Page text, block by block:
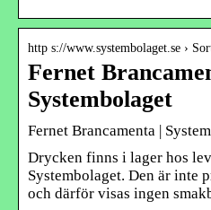
http s://www.systembolaget.se ›
Fernet
Systembolaget
Fernet Brancamenta |
Drycken finns i lager hos
Systembolaget. Den är inte
och därför visas ingen